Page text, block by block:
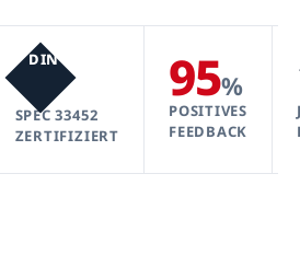
DIN
SPEC 33452
ZERTIFIZIERT
95%
POSITIVES
FEEDBACK